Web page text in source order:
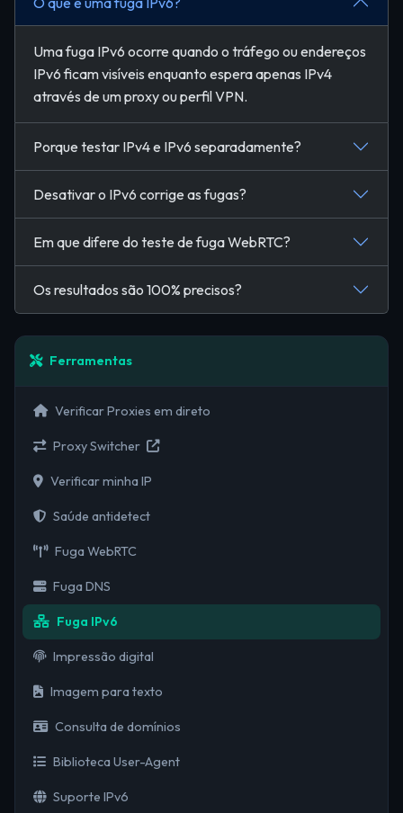
Uma fuga IPv6 ocorre quando o tráfego ou endereços
IPv6 ficam visíveis enquanto espera apenas IPv4
através de um proxy ou perfil VPN.
Porque testar IPv4 e IPv6 separadamente?
Desativar o IPv6 corrige as fugas?
Em que difere do teste de fuga WebRTC?
Os resultados são 100% precisos?
Ferramentas
Verificar Proxies em direto
Proxy Switcher
Verificar minha IP
Saúde antidetect
Fuga WebRTC
Fuga DNS
Fuga IPv6
Impressão digital
Imagem para texto
Consulta de domínios
Biblioteca User-Agent
Suporte IPv6